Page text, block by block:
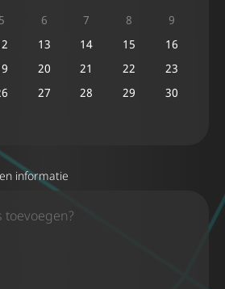
5 6 7 8
9
13 14 15
16
20 21 22
23
27 28 29
30
informatie